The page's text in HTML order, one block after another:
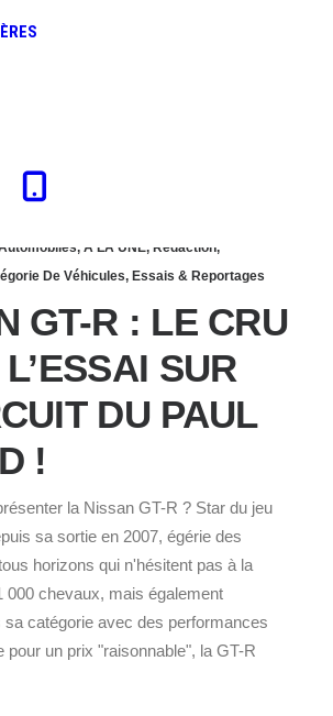
, À LA UNE, Rédaction,
De Véhicules, Essais & Reportages
GT-R : LE CRU
SUR
DU PAUL
!
la Nissan GT-R ? Star du jeu
sa sortie en 2007, égérie des
horizons qui n'hésitent pas à la
000 chevaux, mais également
sa catégorie avec des performances
pour un prix "raisonnable", la GT-R